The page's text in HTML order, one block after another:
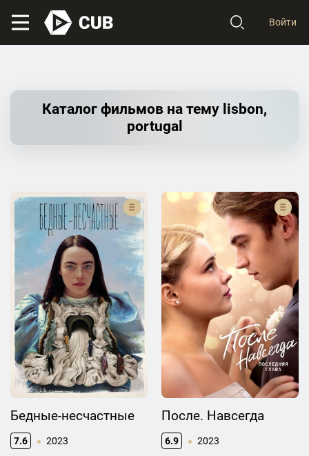
Войти
Каталог фильмов на тему lisbon,
portugal
Бедные-несчастные
7.6 2023
После. Навсегда
6.9 2023